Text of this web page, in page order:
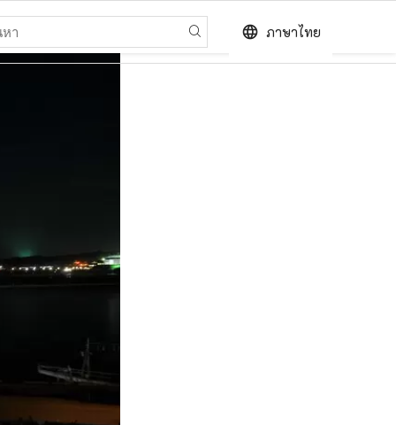
language ภาษาไทย